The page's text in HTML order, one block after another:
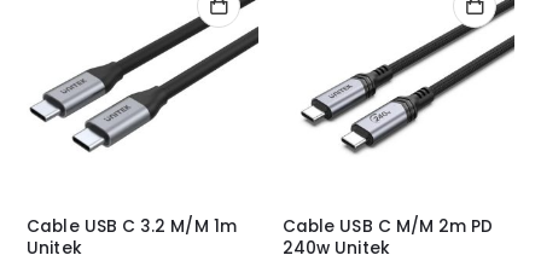
Cable USB C 3.2 M/M 1m
Unitek
Cable USB C M/M 2m PD
240w Unitek